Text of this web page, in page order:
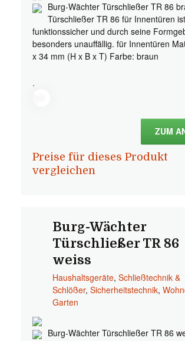
Burg-Wächter Türschließer TR 86
Türschließer TR 86 für Innentüren ist
funktionssicher und durch seine
besonders unauffällig. für Innentüren
x 34 mm (H x B x T) Farbe: braun
.
ZUM
Preise für dieses Produkt
vergleichen
Burg-Wächter
Türschließer TR 86
weiss
Haushaltsgeräte, Schließtechnik &
Schlößer, Sicherheitstechnik,
Garten
Burg-Wächter Türschließer TR 86